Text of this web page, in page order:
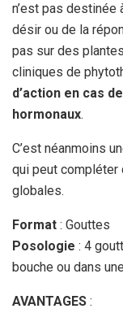
n’est pas destinée
désir ou de la
pas sur des
cliniques de
d’action en cas
hormonaux.
C’est néanmoins
qui peut compléter
globales.
Format : Gouttes
Posologie : 4
bouche ou dans
AVANTAGES :